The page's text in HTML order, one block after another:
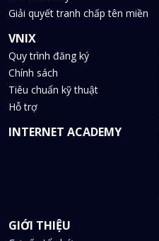
Giải quyết tranh chấp tên miền
VNIX
Quy trình đăng ký
Chính sách
Tiêu chuẩn kỹ thuật
Hỗ trợ
INTERNET ACADEMY
GIỚI THIỆU